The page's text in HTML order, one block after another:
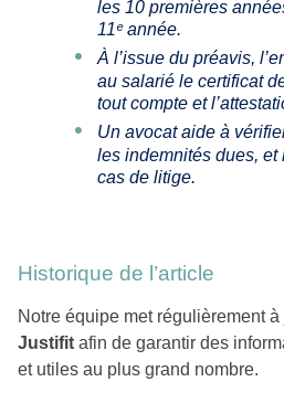
les 10 premières
11ᵉ année.
À l’issue du préavis,
au salarié le certificat
tout compte et
Un avocat aide à
les indemnités dues,
cas de litige.
Historique de l’article
Notre équipe met régulièrement
Justifit afin de garantir des
et utiles au plus grand nombre.